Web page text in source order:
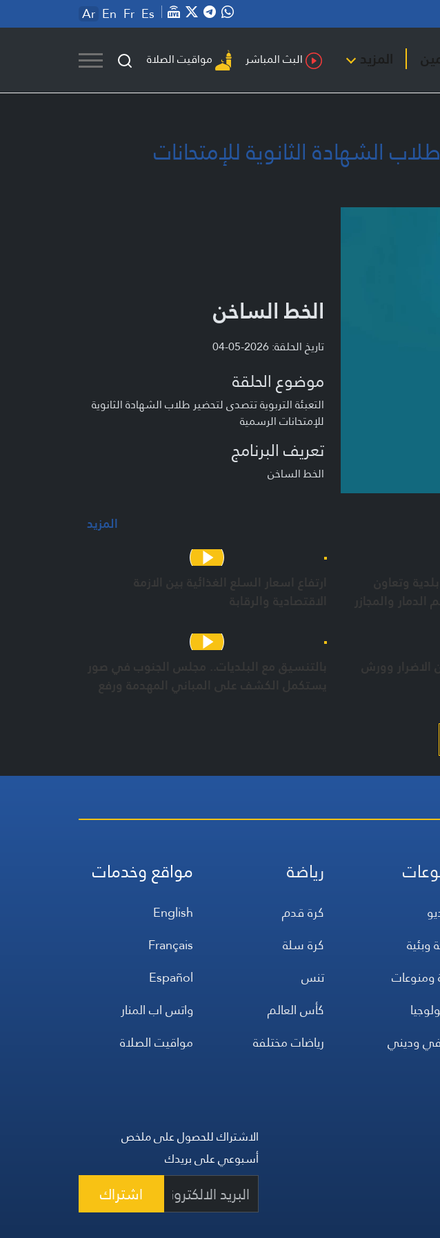
Ar En Fr Es
المزيد البث المباشر مواقيت الصلاة
الشهادة الثانوية للإمتحانات
الخط الساخن
تاريخ الحلقة: 2026-05-04
موضوع الحلقة
التعبئة التربوية تتصدى لتحضير طلاب الشهادة الثانوية
للإمتحانات الرسمية
تعريف البرنامج
الخط الساخن
المزيد
وتعاون
والمجازر
ارتفاع اسعار السلع الغذائية بين الازمة
الاقتصادية والرقابة
الاضرار وورش
بالتنسيق مع البلديات.. مجلس الجنوب في صور
يستكمل الكشف على المباني المهدمة ورفع
وبئية
ومنوعات
وديني
رياضة
كرة قدم
كرة سلة
تنس
كأس العالم
رياضات مختلفة
مواقع وخدمات
English
Français
Español
واتس اب المنار
مواقيت الصلاة
الاشتراك للحصول على ملخص
أسبوعي على بريدك
اشتراك